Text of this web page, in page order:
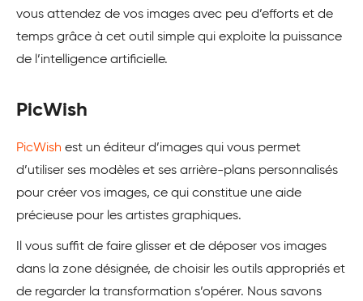
vous attendez de vos images avec peu d’efforts et de
temps grâce à cet outil simple qui exploite la puissance
de l’intelligence artificielle.
PicWish
PicWish est un éditeur d’images qui vous permet
d’utiliser ses modèles et ses arrière-plans personnalisés
pour créer vos images, ce qui constitue une aide
précieuse pour les artistes graphiques.
Il vous suffit de faire glisser et de déposer vos images
dans la zone désignée, de choisir les outils appropriés et
de regarder la transformation s’opérer. Nous savons